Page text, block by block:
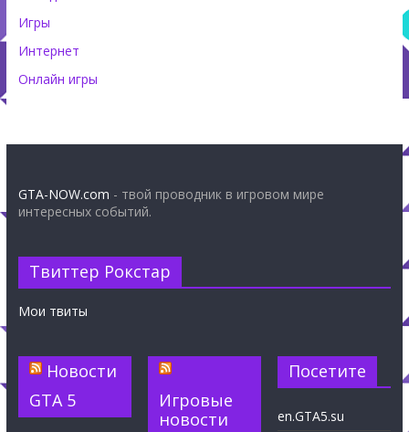
Игры
Интернет
Онлайн игры
GTA-NOW.com - твой проводник в игровом мире
интересных событий.
Твиттер Рокстар
Мои твиты
Новости
GTA 5
Игровые
новости
Посетите
en.GTA5.su